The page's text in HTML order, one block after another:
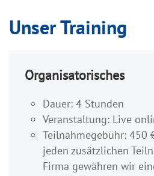
Unser Training
Organisatorisches
Dauer: 4 Stunden
Veranstaltung: Live
Teilnahmegebühr: 450
jeden zusätzlichen
Firma gewähren wir